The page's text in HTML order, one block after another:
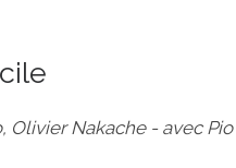
Olivier Nakache - avec